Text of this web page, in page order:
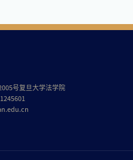
号复旦大学法学院